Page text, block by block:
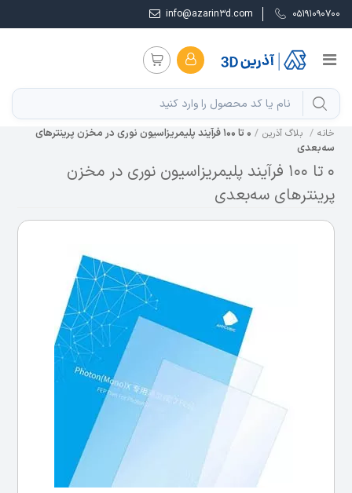
05191090700
info@azarin3d.com
خانه بلاگ آذرین
0 تا 100 فرآیند پلیمریزاسیون نوری در مخزن پرینترهای
سه‌بعدی
0 تا 100 فرآیند پلیمریزاسیون نوری در مخزن
پرینترهای سه‌بعدی